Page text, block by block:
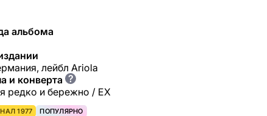
альбома
лейбл Ariola
и конверта ?
редко и бережно / EX
1977 ПОПУЛЯРНО